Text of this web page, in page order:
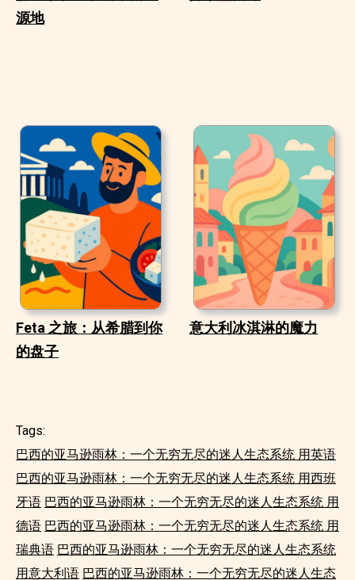
源地
Feta 之旅：从希腊到你
的盘子
意大利冰淇淋的魔力
Tags:
巴西的亚马逊雨林：一个无穷无尽的迷人生态系统 用英语
巴西的亚马逊雨林：一个无穷无尽的迷人生态系统 用西班
牙语 巴西的亚马逊雨林：一个无穷无尽的迷人生态系统 用
德语 巴西的亚马逊雨林：一个无穷无尽的迷人生态系统 用
瑞典语 巴西的亚马逊雨林：一个无穷无尽的迷人生态系统
用意大利语 巴西的亚马逊雨林：一个无穷无尽的迷人生态